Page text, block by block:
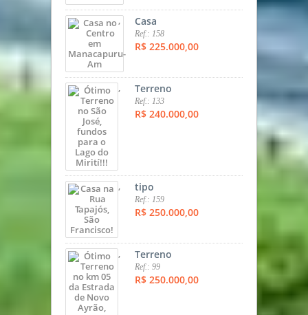
, Casa
Ref.: 158
R$ 225.000,00
, Terreno
Ref.: 133
R$ 240.000,00
, tipo
Ref.: 159
R$ 250.000,00
, Terreno
Ref.: 99
R$ 250.000,00